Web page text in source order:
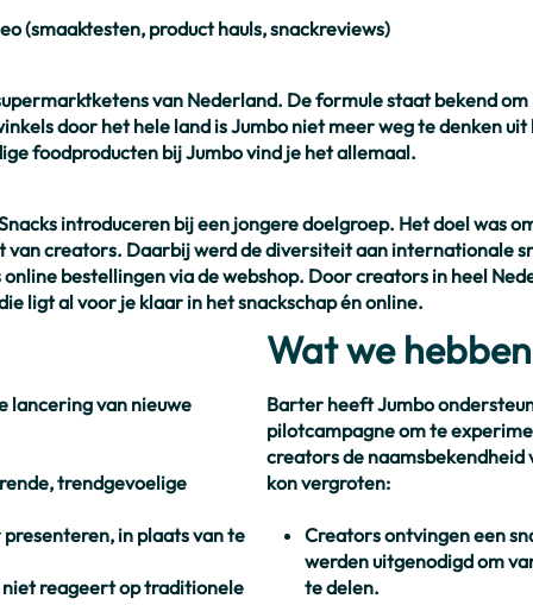
(smaaktesten, product hauls, snackreviews)
van Nederland. De formule staat bekend
door het hele land is Jumbo niet meer weg te denken
foodproducten bij Jumbo vind je het allemaal.
introduceren bij een jongere doelgroep. Het doel was
creators. Daarbij werd de diversiteit aan internationale
bestellingen via de webshop. Door creators in heel
ligt al voor je klaar in het snackschap én online.
lancering van nieuwe
trendgevoelige
in plaats van te
niet reageert op traditionele
Wat we
Barter heeft Jumbo
pilotcampagne om te
creators de
kon vergroten:
Creators ontvingen een
werden uitgenodigd om
te delen.